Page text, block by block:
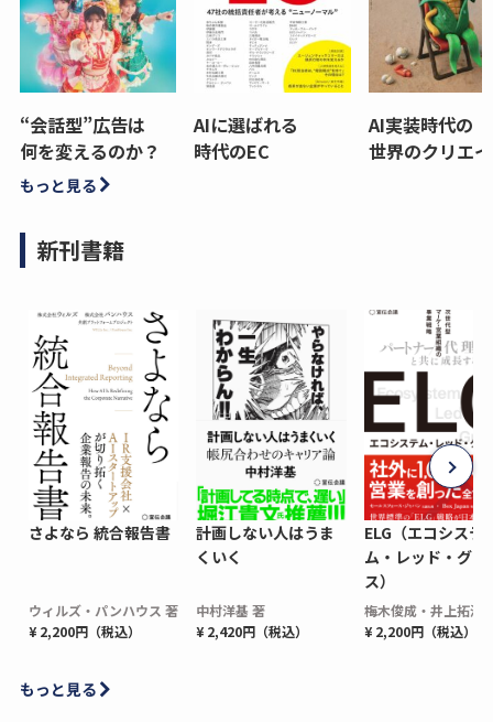
“会話型”広告は
何を変えるのか？
AIに選ばれる
時代のEC
AI実装時代の
世界のクリエ
もっと見る
新刊書籍
さよなら 統合報告書
ウィルズ・パンハウス 著
¥ 2,200円（税込）
計画しない人はうま
くいく
中村洋基 著
¥ 2,420円（税込）
ELG（エコシステ
ム・レッド・グロ
ス）
梅木俊成・井上拓海
¥ 2,200円（税込）
もっと見る